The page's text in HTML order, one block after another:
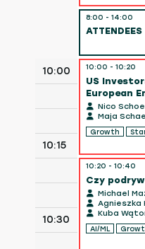
10:00
10:15
10:30
8:00 - 14:00
10:00 - 10:20
US
European
Nico
Maja
Growth
10:20 - 10:40
Czy
Michael
Agnieszka
Kuba
AI/ML